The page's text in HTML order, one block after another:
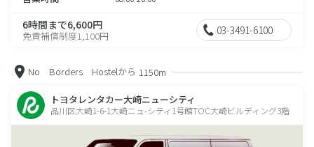
6時間まで6,600円
免責補償制度1,100円 03-3491-6100
No Borders Hostelから 1150m
トヨタレンタカー大崎ニューシティ
品川区大崎1-6-1大崎ニュ-シティ1号館TOC大崎ビルディング3階